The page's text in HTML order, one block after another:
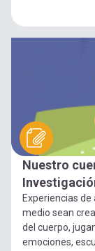
Nuestro
Experiencias
medio sean
del cuerpo,
emociones,